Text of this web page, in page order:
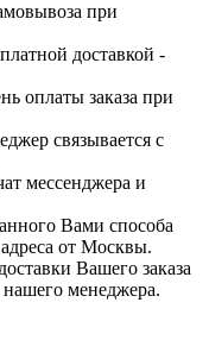
при
доставкой -
оплаты заказа при
связывается с
мессенджера и
Вами способа
от Москвы.
Вашего заказа
менеджера.